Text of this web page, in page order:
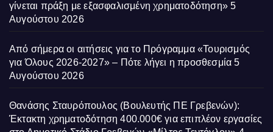
γίνεται πράξη με εξασφαλισμένη χρηματοδότηση» 5
Αυγούστου 2026
Από σήμερα οι αιτήσεις για το Πρόγραμμα «Τουρισμός
για Όλους 2026-2027» – Πότε λήγει η προσθεσμία 5
Αυγούστου 2026
Θανάσης Σταυρόπουλος (Βουλευτής ΠΕ Γρεβενών):
Έκτακτη χρηματοδότηση 400.000€ για επιπλέον εργασίες